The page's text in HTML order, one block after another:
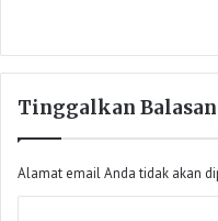
Tinggalkan Balasan
Alamat email Anda tidak akan